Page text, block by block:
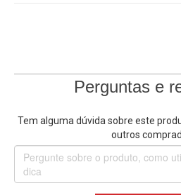
Perguntas e
Tem alguma dúvida sobre este
outros